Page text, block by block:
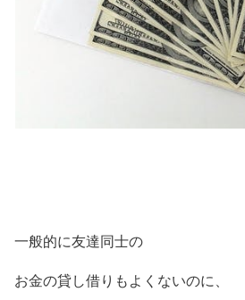
一般的に友達同士の
お金の貸し借りもよくないのに、